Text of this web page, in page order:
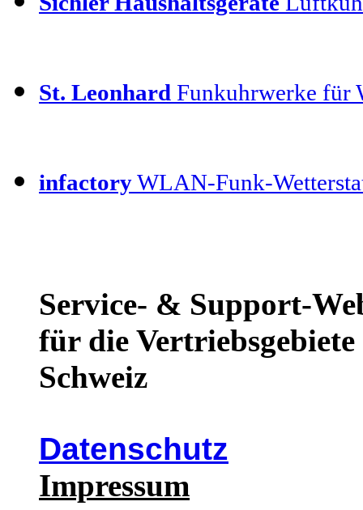
St. Leonhard Funkuhrwerke für
infactoryWLAN-Funk-
Service- & Support-
für die
Schweiz
Datenschutz
Impressum